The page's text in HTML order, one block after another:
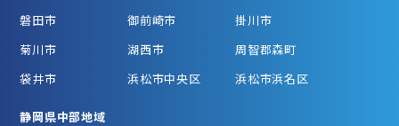
磐田市
御前崎市
掛川市
菊川市
湖西市
周智郡森町
袋井市
浜松市中央区 浜松市浜名区
静岡県中部地域